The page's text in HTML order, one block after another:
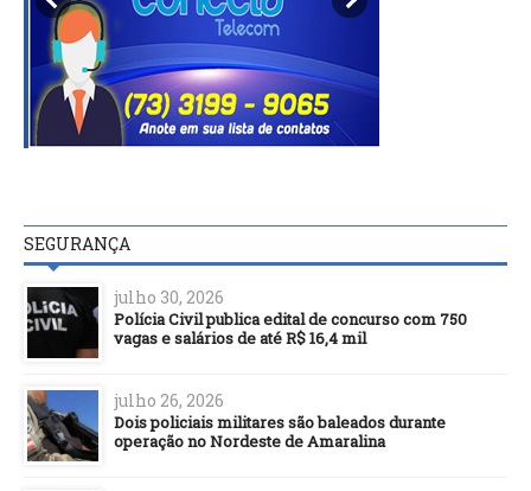
SEGURANÇA
julho 30, 2026
Polícia Civil publica edital de concurso com 750
vagas e salários de até R$ 16,4 mil
julho 26, 2026
Dois policiais militares são baleados durante
operação no Nordeste de Amaralina